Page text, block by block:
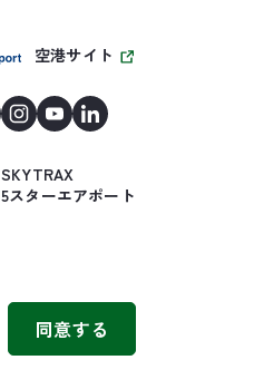
空港サイト
SKYTRAX
5スターエアポート
同意する